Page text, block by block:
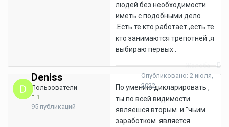
людей без необходимости
иметь с подобными дело
.Есть те кто работает ,есть те
кто занимаются трепотней ,я
выбираю первых .
Deniss
Пользователи
1
95 публикаций
Жалоба
Опубликовано:2 июля,
2022
По умению дикларировать ,
ты по всей видимости
являешся вторым и "чьим
заработком является